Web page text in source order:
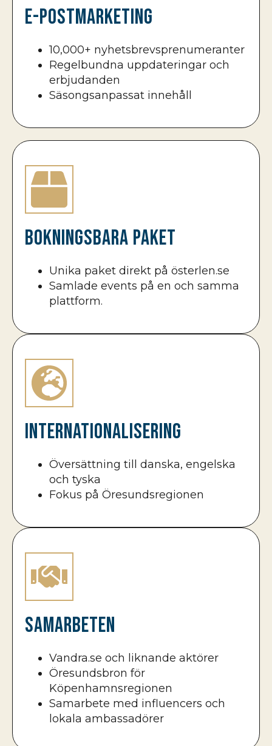
E-postmarketing
10,000+ nyhetsbrevsprenumeranter
Regelbundna uppdateringar och
erbjudanden
Säsongsanpassat innehåll
Bokningsbara paket
Unika paket direkt på österlen.se
Samlade events på en och samma
plattform.
Internationalisering
Översättning till danska, engelska
och tyska
Fokus på Öresundsregionen
Samarbeten
Vandra.se och liknande aktörer
Öresundsbron för
Köpenhamnsregionen
Samarbete med influencers och
lokala ambassadörer